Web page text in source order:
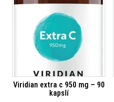
Viridian extra c 950 mg – 90
kapslí